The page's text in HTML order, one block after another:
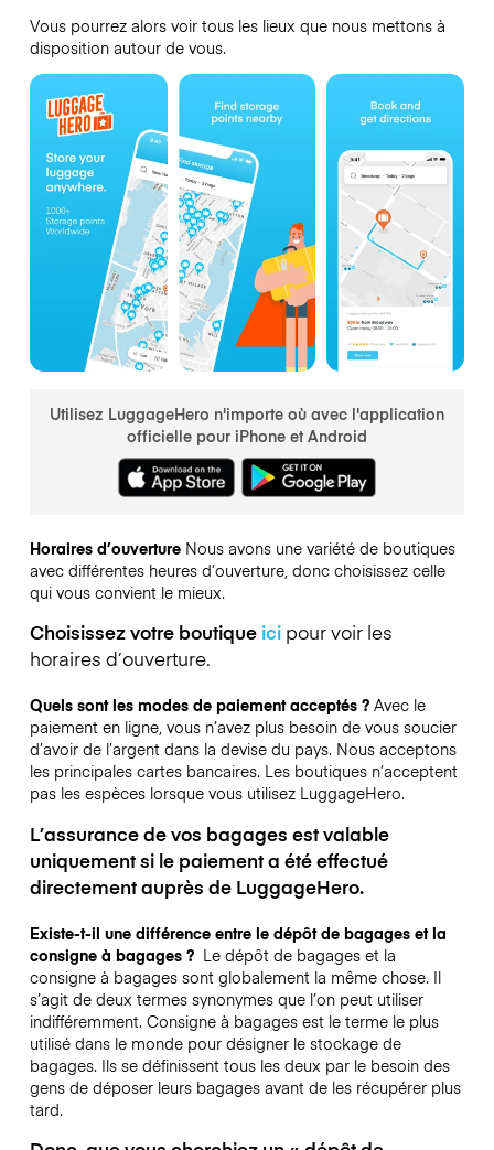
Vous pourrez alors voir tous les lieux que nous mettons à
disposition autour de vous.
Utilisez LuggageHero n'importe où avec l'application
officielle pour iPhone et Android
Horaires d’ouverture Nous avons une variété de boutiques
avec différentes heures d’ouverture, donc choisissez celle
qui vous convient le mieux.
Choisissez votre boutique icipour voir les
horaires d’ouverture.
Quels sont les modes de paiement acceptés ? Avec le
paiement en ligne, vous n’avez plus besoin de vous soucier
d’avoir de l’argent dans la devise du pays. Nous acceptons
les principales cartes bancaires. Les boutiques n’acceptent
pas les espèces lorsque vous utilisez LuggageHero.
L’assurance de vos bagages est valable
uniquement si le paiement a été effectué
directement auprès de LuggageHero.
Existe-t-il une différence entre le dépôt de bagages et la
consigne à bagages ? Le dépôt de bagages et la
consigne à bagages sont globalement la même chose. Il
s’agit de deux termes synonymes que l’on peut utiliser
indifféremment. Consigne à bagages est le terme le plus
utilisé dans le monde pour désigner le stockage de
bagages. Ils se définissent tous les deux par le besoin des
gens de déposer leurs bagages avant de les récupérer plus
tard.